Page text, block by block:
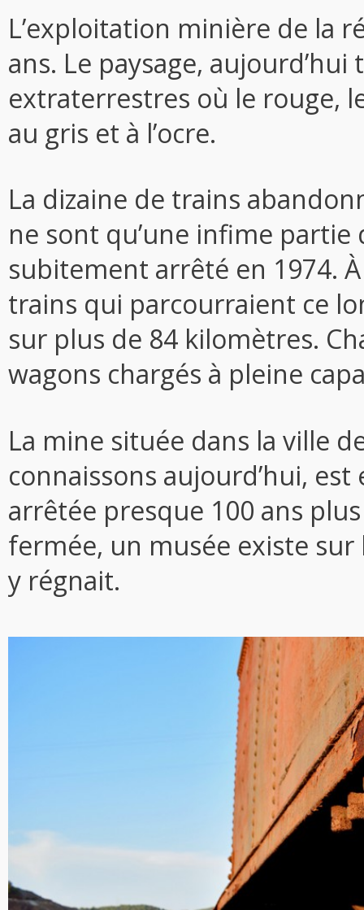
L’exploitation minière de la
ans. Le paysage,
extraterrestres où le rouge,
au gris et à l’ocre.
La dizaine de trains
ne sont qu’une infime partie
subitement arrêté en 1974.
trains qui parcourraient ce
sur plus de 84 kilomètres.
wagons chargés à pleine
La mine située dans la ville
connaissons aujourd’hui,
arrêtée presque 100 ans
fermée, un musée existe
y régnait.